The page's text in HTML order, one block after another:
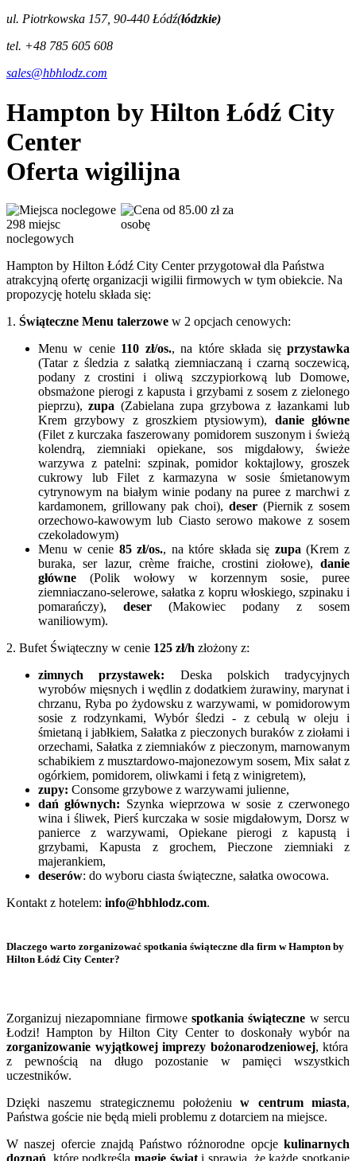
ul. Piotrkowska 157, 90-440 Łódź(łódzkie)
tel. +48 785 605 608
sales@hbhlodz.com
Hampton by Hilton Łódź City
Center
Oferta wigilijna
298 miejsc
noclegowych
od 85.00 zł za
osobę
Hampton by Hilton Łódź City Center przygotował dla Państwa
atrakcyjną ofertę organizacji wigilii firmowych w tym obiekcie. Na
propozycję hotelu składa się:
1. Świąteczne Menu talerzowe w 2 opcjach cenowych:
Menu w cenie 110 zł/os., na które składa sięprzystawka
(Tatar z śledzia z sałatką ziemniaczaną i czarną soczewicą,
podany z crostini i oliwą szczypiorkową lub Domowe,
obsmażone pierogi z kapusta i grzybami z sosem z zielonego
pieprzu),zupa (Zabielana zupa grzybowa z łazankami lub
Krem grzybowy z groszkiem ptysiowym), danie główne
(Filet z kurczaka faszerowany pomidorem suszonym i świeżą
kolendrą, ziemniaki opiekane, sos migdałowy, świeże
warzywa z patelni: szpinak, pomidor koktajlowy, groszek
cukrowy lub Filet z karmazyna w sosie śmietanowym
cytrynowym na białym winie podany na puree z marchwi z
kardamonem, grillowany pak choi), deser(Piernik z sosem
orzechowo-kawowym lub Ciasto serowo makowe z sosem
czekoladowym)
Menu w cenie 85 zł/os., na które składa się zupa (Krem z
buraka, ser lazur, crème fraiche, crostini ziołowe), danie
główne (Polik wołowy w korzennym sosie, puree
ziemniaczano-selerowe, sałatka z kopru włoskiego, szpinaku i
pomarańczy), deser (Makowiec podany z sosem
waniliowym).
2. Bufet Świąteczny w cenie 125 zł/h złożony z:
zimnych przystawek: Deska polskich tradycyjnych
wyrobów mięsnych i wędlin z dodatkiem żurawiny, marynat i
chrzanu, Ryba po żydowsku z warzywami, w pomidorowym
sosie z rodzynkami, Wybór śledzi - z cebulą w oleju i
śmietaną i jabłkiem, Sałatka z pieczonych buraków z ziołami i
orzechami, Sałatka z ziemniaków z pieczonym, marnowanym
schabikiem z musztardowo-majonezowym sosem, Mix sałat z
ogórkiem, pomidorem, oliwkami i fetą z winigretem),
zupy: Consome grzybowe z warzywami julienne,
dań głównych: Szynka wieprzowa w sosie z czerwonego
wina i śliwek, Pierś kurczaka w sosie migdałowym, Dorsz w
panierce z warzywami, Opiekane pierogi z kapustą i
grzybami, Kapusta z grochem, Pieczone ziemniaki z
majerankiem,
deserów: do wyboru ciasta świąteczne, sałatka owocowa.
Kontakt z hotelem: info@hbhlodz.com.
Dlaczego warto zorganizować spotkania świąteczne dla firm w Hampton by
Hilton Łódź City Center?
Zorganizuj niezapomniane firmowe spotkania świąteczne w sercu
Łodzi! Hampton by Hilton City Center to doskonały wybór na
zorganizowanie wyjątkowej imprezy bożonarodzeniowej, która
z pewnością na długo pozostanie w pamięci wszystkich
uczestników.
Dzięki naszemu strategicznemu położeniuw centrum miasta,
Państwa goście nie będą mieli problemu z dotarciem na miejsce.
W naszej ofercie znajdą Państwo różnorodne opcje kulinarnych
doznań , które podkreślą magię świąti sprawią, że każde spotkanie